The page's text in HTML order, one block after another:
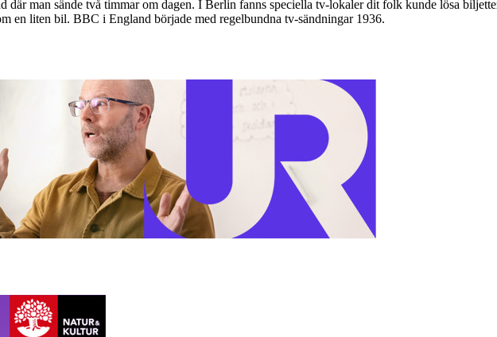
där man sände två timmar om dagen. I Berlin fanns speciella tv-lokaler dit folk kunde lösa
en liten bil. BBC i England började med regelbundna tv-sändningar 1936.